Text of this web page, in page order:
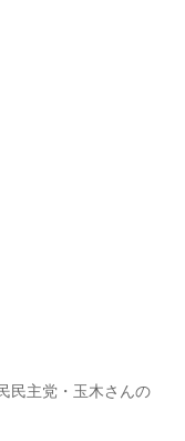
民主党・玉木さんの